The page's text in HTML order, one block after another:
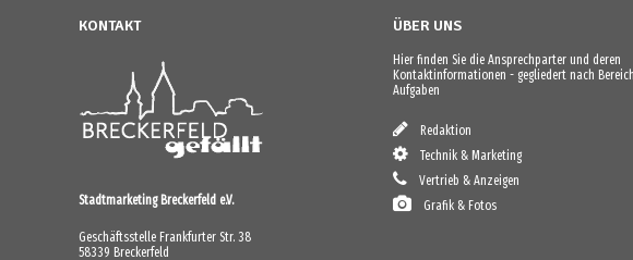
KONTAKT
Stadtmarketing Breckerfeld e.V.
Geschäftsstelle Frankfurter Str. 38
58339 Breckerfeld
ÜBER UNS
Hier finden Sie die Ansprechparter und deren
Kontaktinformationen - gegliedert nach
Aufgaben
Redaktion
Technik & Marketing
Vertrieb & Anzeigen
Grafik & Fotos